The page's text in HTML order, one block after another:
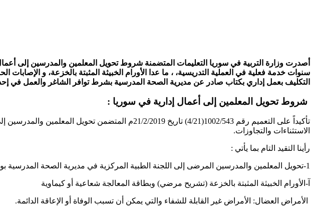
أصدرت وزارة التربية في سوريا التعليمات المتضمنة شروط تحويل المعلمين والمدرسين إلى
سنوات خدمة فعلية في العملية التدريسية، ، ما عدا الأورام الخبيثة المثبتة بالخزعة، و
التكليف بعمل إداري بكتاب صادر عن مديرية الصحة المدرسية بشرط توافر الشاغر والعمل
شروط تحويل المعلمين إلى أعمال إدارية في سوريا :
تأكيداً على التعميم رقم 1002/543(4/21) تاريخ 21/2/
الاستثناءات والتجاوزات.
رأينا التقيد التام بما يأتي :
1-تحويل المعلمين والمدرسين المرضى إلى اللجنة الطبية المركزية في مديرية الصحة المدرسية بوزارة التربية والذين يعانون من الأمراض الآتية:
آ-الأورام الخبيثة المثبتة بالخزعة (تشريح مرضي) وبطاقة المعالجة شعاعية أو كيماوية
الأمراض العضال: الأمراض غير القابلة للشفاء والتي يمكن أن تسبب الوفاة أو الإعاقة الدائمة.